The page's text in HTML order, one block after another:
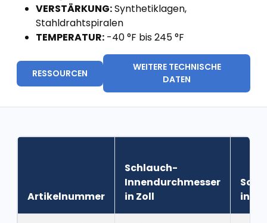
VERSTÄRKUNG:Synthetiklagen,
Stahldrahtspiralen
TEMPERATUR: -40 °F bis 245 °F
RESSOURCEN
WEITERE TECHNISCHE
DATEN
Artikelnummer
Schlauch-
Innendurchmesser
in Zoll
in